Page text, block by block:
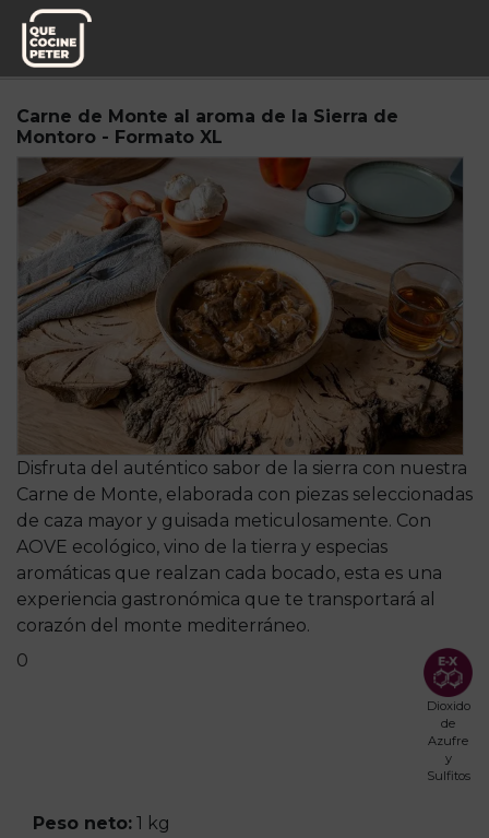
Pedido semanal
Carne de Monte al aroma de la Sierra de
Montoro - Formato XL
Disfruta del auténtico sabor de la sierra con nuestra
Carne de Monte, elaborada con piezas seleccionadas
de caza mayor y guisada meticulosamente. Con
AOVE ecológico, vino de la tierra y especias
aromáticas que realzan cada bocado, esta es una
experiencia gastronómica que te transportará al
corazón del monte mediterráneo.
0
Dioxido
de
Azufre
y
Sulfitos
Peso neto: 1 kg